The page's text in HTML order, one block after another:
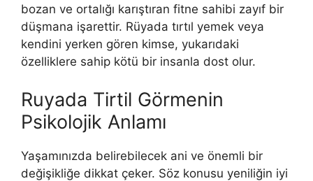
bozan ve ortalığı karıştıran fitne sahibi zayıf bir
düşmana işarettir. Rüyada tırtıl yemek veya
kendini yerken gören kimse, yukarıdaki
özelliklere sahip kötü bir insanla dost olur.
Ruyada Tirtil Görmenin
Psikolojik Anlamı
Yaşamınızda belirebilecek ani ve önemli bir
değişikliğe dik­kat çeker. Söz konusu yeniliğin iyi